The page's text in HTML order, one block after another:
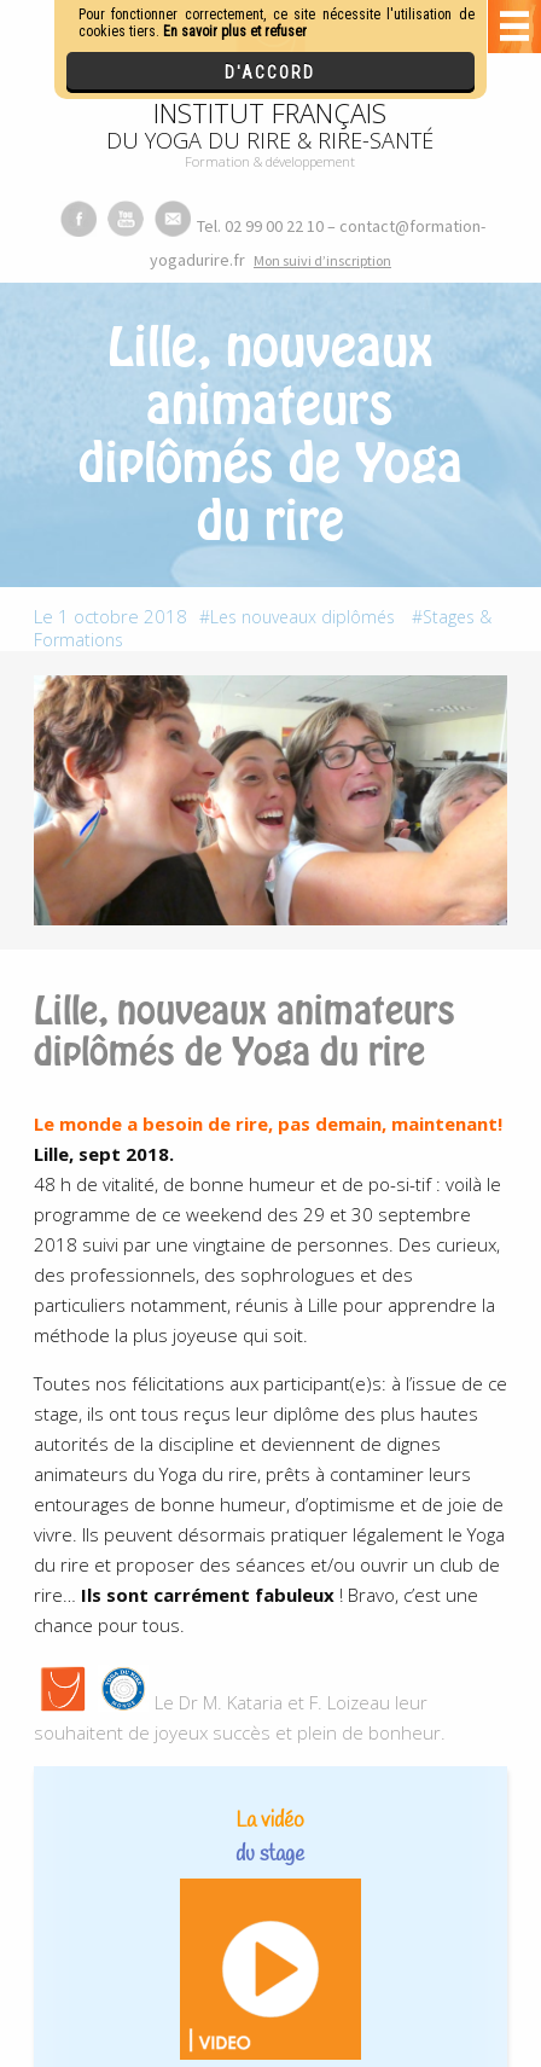
INSTITUT FRANÇAIS
DU YOGA DU RIRE & RIRE-SANTÉ
Formation & développement
Tel. 02 99 00 22 10 – contact@formation-
yogadurire.fr Mon suivi d’inscription
Lille, nouveaux
animateurs
diplômés de Yoga
du rire
Le 1 octobre 2018 Les nouveaux diplômés
Stages &
Formations
Lille, nouveaux animateurs
diplômés de Yoga du rire
Le monde a besoin de rire, pas demain, maintenant!
Lille, sept 2018.
48 h de vitalité, de bonne humeur et de po-si-tif : voilà le
programme de ce weekend des 29 et 30 septembre
2018 suivi par une vingtaine de personnes. Des curieux,
des professionnels, des sophrologues et des
particuliers notamment, réunis à Lille pour apprendre la
méthode la plus joyeuse qui soit.
Toutes nos félicitations aux participant(e)s: à l’issue de ce
stage, ils ont tous reçus leur diplôme des plus hautes
autorités de la discipline et deviennent de dignes
animateurs du Yoga du rire, prêts à contaminer leurs
entourages de bonne humeur, d’optimisme et de joie de
vivre. Ils peuvent désormais pratiquer légalement le Yoga
du rire et proposer des séances et/ou ouvrir un club de
rire… Ils sont carrément fabuleux! Bravo, c’est une
chance pour tous.
Le Dr M. Kataria et F. Loizeau leur
souhaitent de joyeux succès et plein de bonheur.
La vidéo
du stage